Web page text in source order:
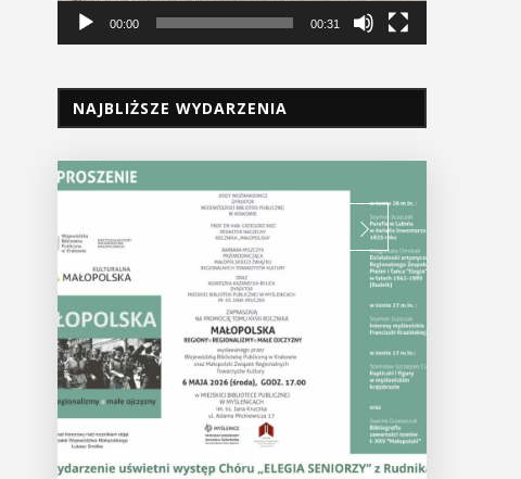
00:00 00:31
NAJBLIŻSZE WYDARZENIA